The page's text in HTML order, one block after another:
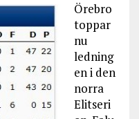
Örebro
toppar
nu
ledning
en i den
norra
Elitseri